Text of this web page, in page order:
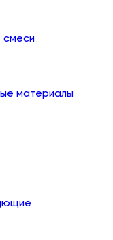
смеси
материалы